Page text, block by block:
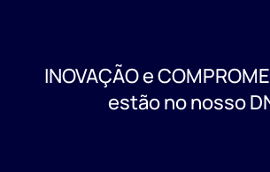
INOVAÇÃO e
estão no nosso